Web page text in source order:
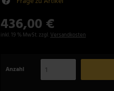
436,00 €
inkl. 19 % MwSt. zzgl. Versandkosten
Anzahl